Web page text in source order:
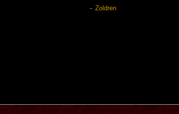
Zoldren